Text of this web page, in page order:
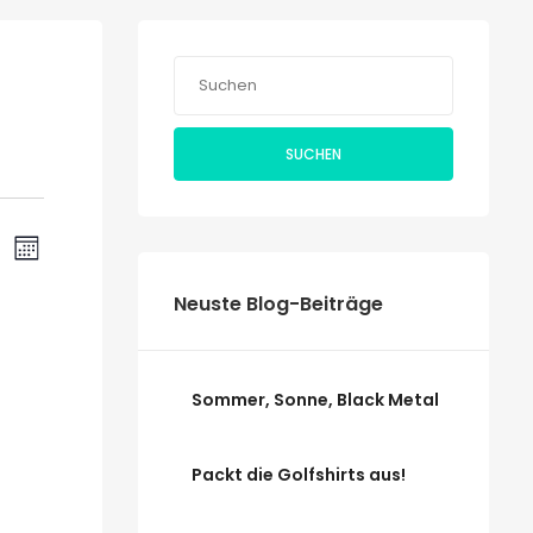
Veranstaltung
Ansichten-
Navigation
MONAT
SUCHEN
Neuste Blog-Beiträge
Sommer, Sonne, Black Metal
Packt die Golfshirts aus!